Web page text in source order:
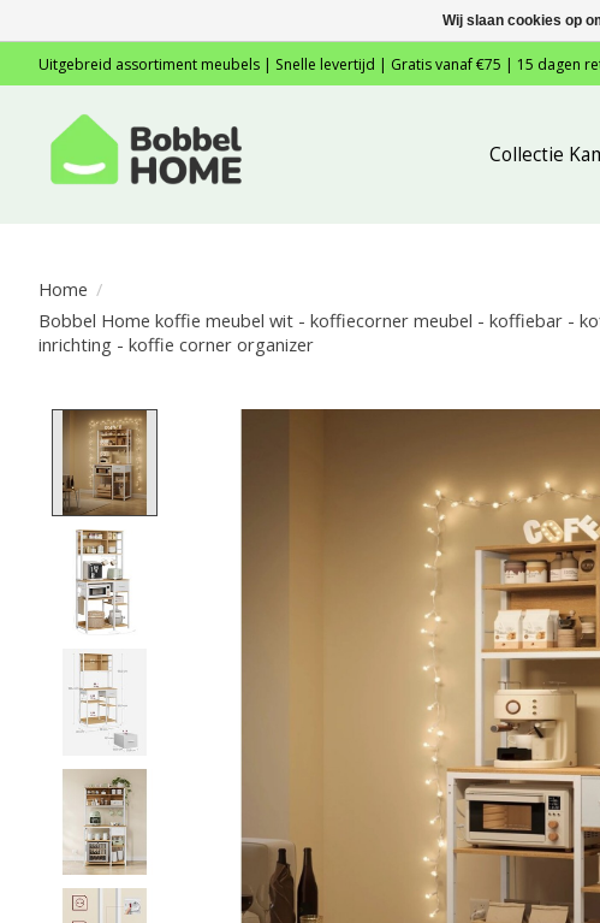
Uitgebreid assortiment meubels | Snelle levertijd | Gratis vanaf €75 | 15 dagen
Collectie
Home /
Bobbel Home koffie meubel wit - koffiecorner meubel - koffiebar -
inrichting - koffie corner organizer
Wij slaan cookies op